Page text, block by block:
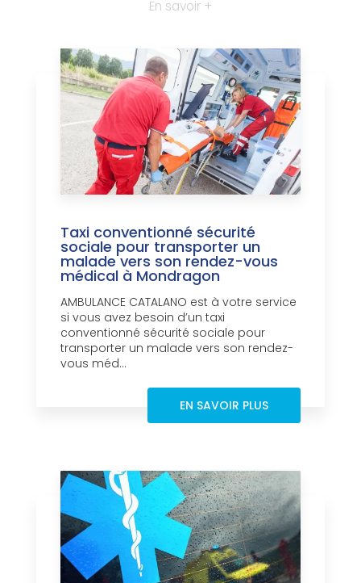
En savoir +
Taxi conventionné sécurité
sociale pour transporter un
malade vers son rendez-vous
médical à Mondragon
AMBULANCE CATALANO est à votre service
si vous avez besoin d’un taxi
conventionné sécurité sociale pour
transporter un malade vers son rendez-
vous méd...
EN SAVOIR PLUS